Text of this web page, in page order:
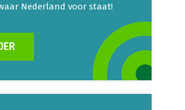
Nederland voor staat!